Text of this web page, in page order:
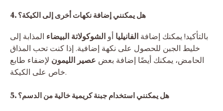
4. هل يمكنني إضافة نكهات أخرى إلى الكيكة؟
بالتأكيد! يمكنك إضافة الفانيليا أو الشوكولاتة البيضاء المذابة إلى
خليط الجبن للحصول على نكهة إضافية. إذا كنت تحب المذاق
الحامض، يمكنك أيضًا إضافة بعض عصير الليمون لإضفاء طابع
خاص على الكيكة.
5. هل يمكنني استخدام جبنة كريمية خالية من الدسم؟